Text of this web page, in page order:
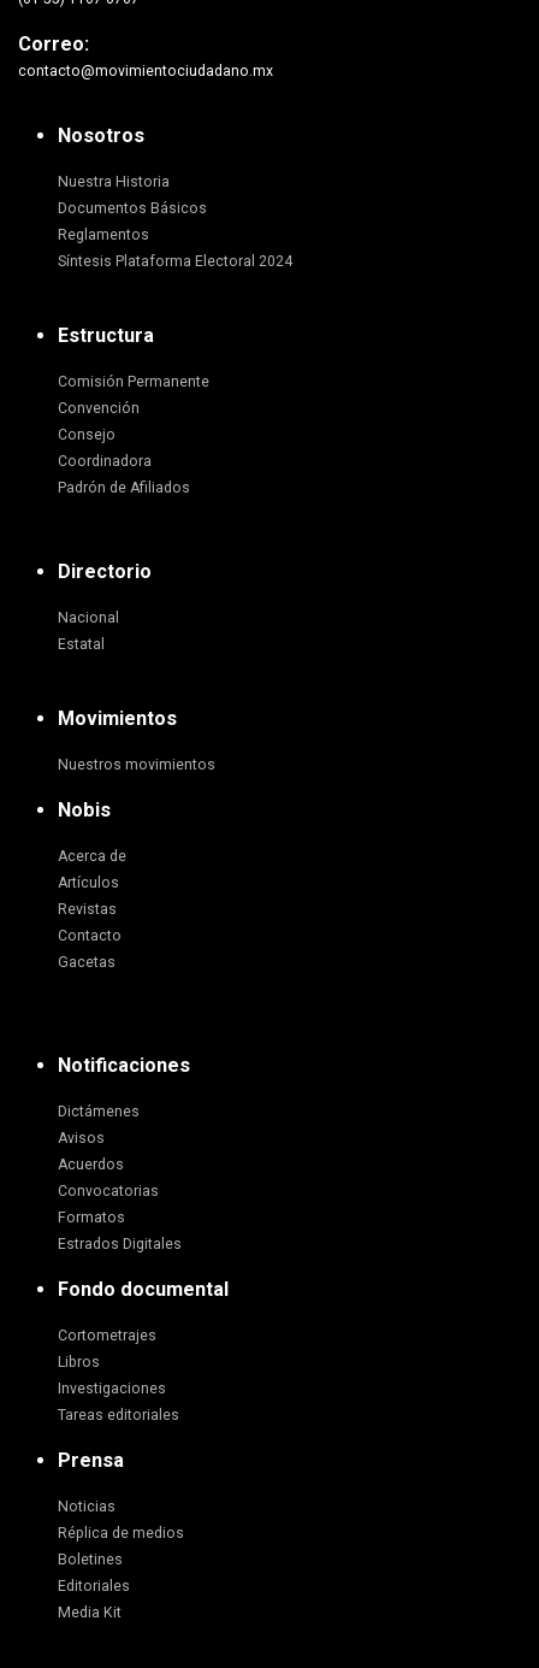
Correo:
contacto@movimientociudadano.mx
Nosotros
Nuestra Historia
Documentos Básicos
Reglamentos
Síntesis Plataforma Electoral 2024
Estructura
Comisión Permanente
Convención
Consejo
Coordinadora
Padrón de Afiliados
Directorio
Nacional
Estatal
Movimientos
Nuestros movimientos
Nobis
Acerca de
Artículos
Revistas
Contacto
Gacetas
Notificaciones
Dictámenes
Avisos
Acuerdos
Convocatorias
Formatos
Estrados Digitales
Fondo documental
Cortometrajes
Libros
Investigaciones
Tareas editoriales
Prensa
Noticias
Réplica de medios
Boletines
Editoriales
Media Kit